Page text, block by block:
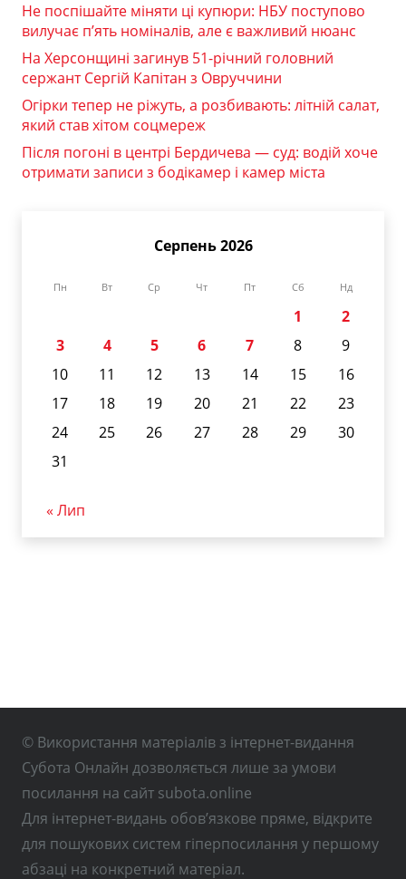
Не поспішайте міняти ці купюри: НБУ поступово
вилучає п’ять номіналів, але є важливий нюанс
На Херсонщині загинув 51-річний головний
сержант Сергій Капітан з Овруччини
Огірки тепер не ріжуть, а розбивають: літній салат,
який став хітом соцмереж
Після погоні в центрі Бердичева — суд: водій хоче
отримати записи з бодікамер і камер міста
Серпень 2026
Пн Вт Ср Чт Пт Сб Нд
1
2
3
4 5 6 7 8
9
10
11 12 13 14 15
16
17
18 19 20 21 22
23
24
25 26 27 28 29
30
31
« Лип
© Використання матеріалів з інтернет-видання
Субота Онлайн дозволяється лише за умови
посилання на сайт subota.online
Для інтернет-видань обов’язкове пряме, відкрите
для пошукових систем гіперпосилання у першому
абзаці на конкретний матеріал.